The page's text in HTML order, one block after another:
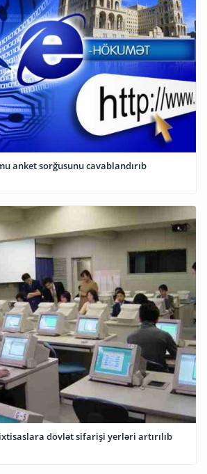
anket sorğusunu cavablandırıb
dövlət sifarişi yerləri artırılıb